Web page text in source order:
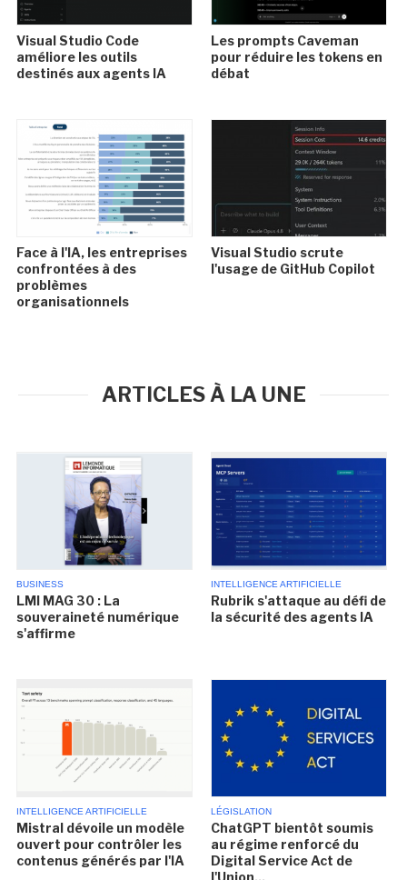
Visual Studio Code
améliore les outils
destinés aux agents IA
Les prompts Caveman
pour réduire les tokens en
débat
Face à l'IA, les entreprises
confrontées à des
problèmes
organisationnels
Visual Studio scrute
l'usage de GitHub Copilot
ARTICLES À LA UNE
BUSINESS
LMI MAG 30 : La
souveraineté numérique
s'affirme
INTELLIGENCE ARTIFICIELLE
Rubrik s'attaque au défi de
la sécurité des agents IA
INTELLIGENCE ARTIFICIELLE
Mistral dévoile un modèle
ouvert pour contrôler les
contenus générés par l'IA
LÉGISLATION
ChatGPT bientôt soumis
au régime renforcé du
Digital Service Act de
l'Union...